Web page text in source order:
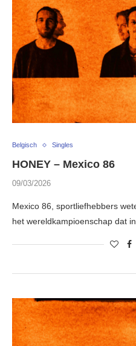
Belgisch Singles
HONEY – Mexico 86
09/03/2026
Mexico 86, sportliefhebbers
het wereldkampioenschap dat